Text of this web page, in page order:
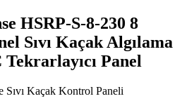
HSRP-S-8-230 8
Sıvı Kaçak Algılama
Panel